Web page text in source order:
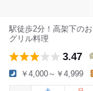
駅徒歩2分！高架下の
グリル料理
3.47
￥4,000～￥4,999